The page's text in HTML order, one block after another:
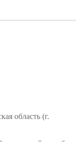
область (г.